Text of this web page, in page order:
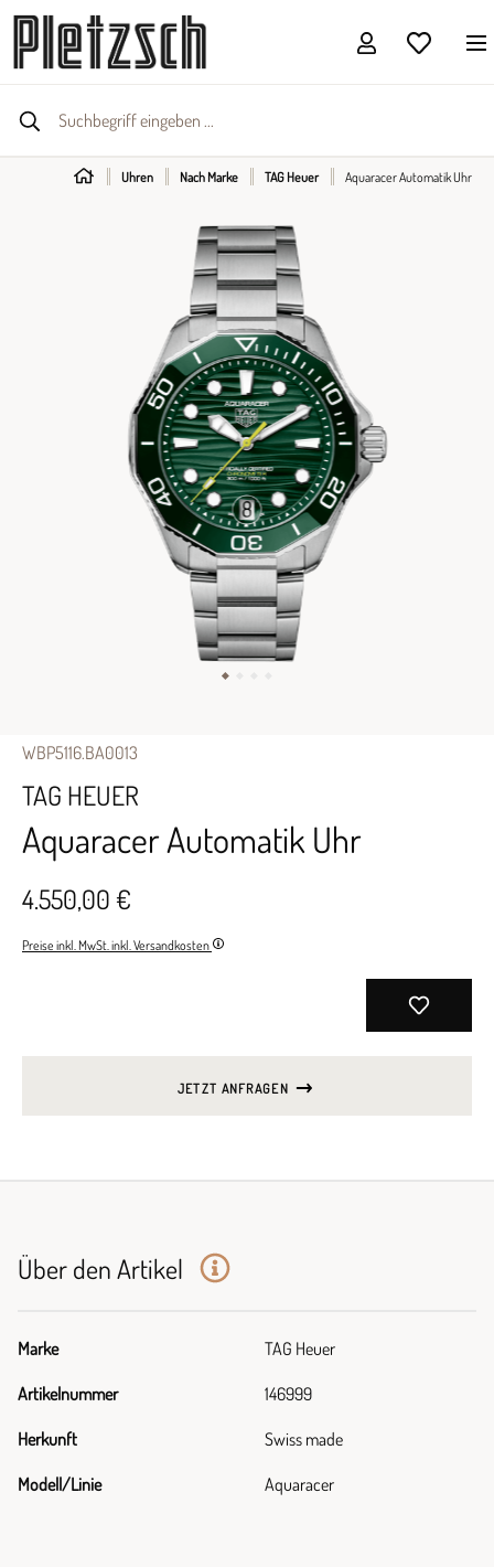
Uhren Nach Marke TAG Heuer Aquaracer Automatik Uhr
WBP5116.BA0013
TAG HEUER
Aquaracer Automatik Uhr
4.550,00 €
Preise inkl. MwSt. inkl. Versandkosten
JETZT ANFRAGEN
Über den Artikel
Marke TAG Heuer
Artikelnummer 146999
Herkunft Swiss made
Modell/Linie Aquaracer